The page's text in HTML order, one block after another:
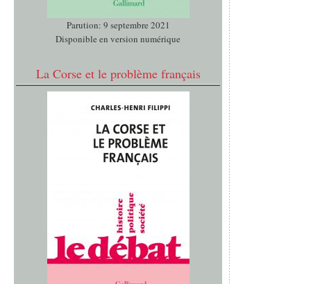
Parution: 9 septembre 2021
Disponible en version numérique
La Corse et le problème français